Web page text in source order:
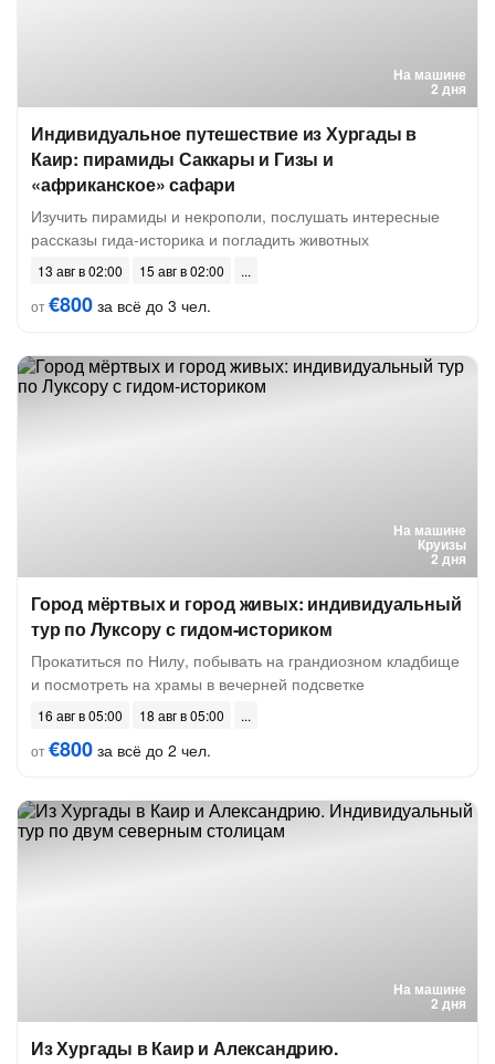
На машине
2 дня
Индивидуальное путешествие из Хургады в
Каир: пирамиды Саккары и Гизы и
«африканское» сафари
Изучить пирамиды и некрополи, послушать интересные
рассказы гида-историка и погладить животных
13 авг в 02:00
15 авг в 02:00
от€800 за всё до 3 чел.
На машине
Круизы
2 дня
Город мёртвых и город живых: индивидуальный
тур по Луксору с гидом-историком
Прокатиться по Нилу, побывать на грандиозном кладбище
и посмотреть на храмы в вечерней подсветке
16 авг в 05:00
18 авг в 05:00
от€800 за всё до 2 чел.
На машине
2 дня
Из Хургады в Каир и Александрию.